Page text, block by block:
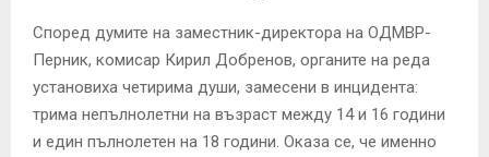
Според думите на заместник-директора на ОДМВР-
Перник, комисар Кирил Добренов, органите на реда
установиха четирима души, замесени в инцидента:
трима непълнолетни на възраст между 14 и 16 години
и един пълнолетен на 18 години. Оказа се, че именно